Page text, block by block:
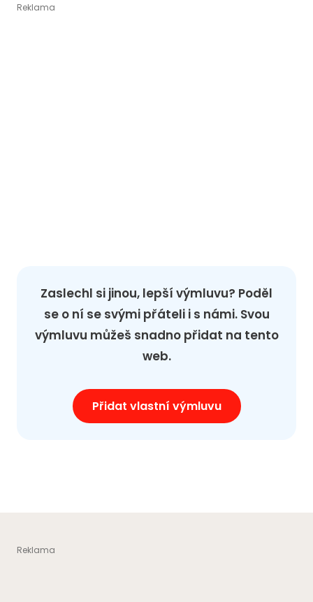
Zaslechl si jinou, lepší výmluvu? Poděl
se o ní se svými přáteli i s námi. Svou
výmluvu můžeš snadno přidat na tento
web.
Přidat vlastní výmluvu